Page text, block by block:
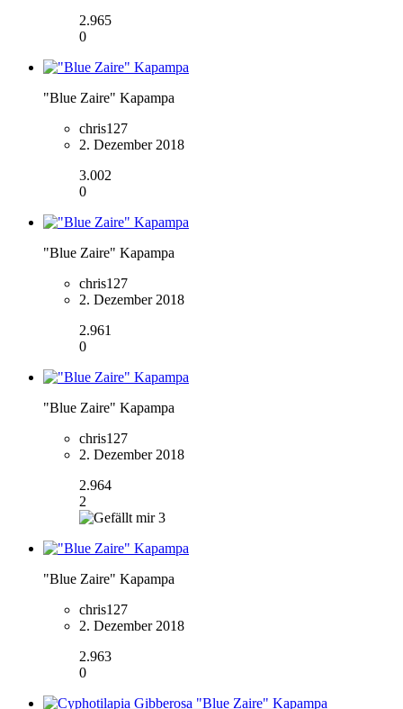
2.965
0
"Blue Zaire" Kapampa
chris127
2. Dezember 2018
3.002
0
"Blue Zaire" Kapampa
chris127
2. Dezember 2018
2.961
0
"Blue Zaire" Kapampa
chris127
2. Dezember 2018
2.964
2
3
"Blue Zaire" Kapampa
chris127
2. Dezember 2018
2.963
0